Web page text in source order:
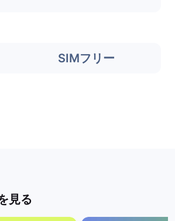
SIMフリー
見る